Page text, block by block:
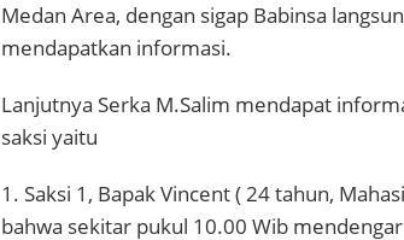
Medan Area, dengan sigap Babinsa
mendapatkan informasi.
Lanjutnya Serka M.Salim mendapat
saksi yaitu
1. Saksi 1, Bapak Vincent ( 24 tahun,
bahwa sekitar pukul 10.00 Wib